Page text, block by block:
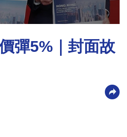
彈5%｜封面故